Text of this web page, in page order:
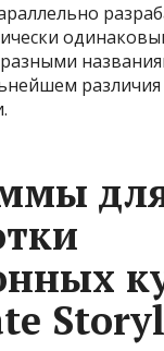
различия